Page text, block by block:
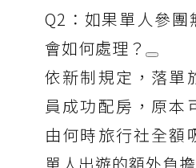
Q2：如果單人參團
會如何處理？
依新制規定，落單
員成功配房，原本
由何時旅行社全額